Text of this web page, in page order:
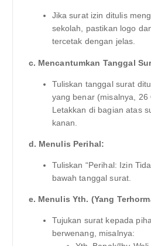
Jika surat izin ditulis
sekolah, pastikan logo
tercetak dengan jelas.
c. Mencantumkan Tanggal
Tuliskan tanggal surat
yang benar (misalnya, 26
Letakkan di bagian atas
kanan.
d. Menulis Perihal:
Tuliskan “Perihal: Izin
bawah tanggal surat.
e. Menulis Yth. (Yang
Tujukan surat kepada
berwenang, misalnya: